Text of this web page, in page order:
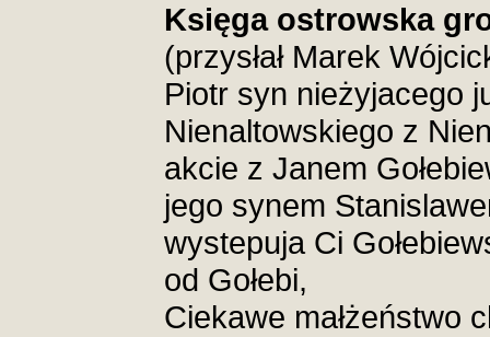
Księga ostrowska
(przysłał Marek
Piotr syn nieżyjacego
Nienaltowskiego z
akcie z Janem
jego synem
wystepuja Ci
od Gołebi,
Ciekawe małżeństwo